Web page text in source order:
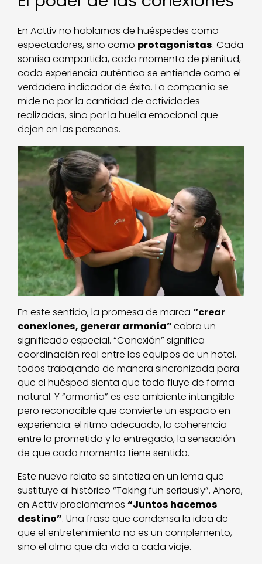
En Acttiv no hablamos de huéspedes como
espectadores, sino como protagonistas. Cada
sonrisa compartida, cada momento de plenitud,
cada experiencia auténtica se entiende como el
verdadero indicador de éxito. La compañía se
mide no por la cantidad de actividades
realizadas, sino por la huella emocional que
dejan en las personas.
En este sentido, la promesa de marca“crear
conexiones, generar armonía”cobra un
significado especial. “Conexión” significa
coordinación real entre los equipos de un hotel,
todos trabajando de manera sincronizada para
que el huésped sienta que todo fluye de forma
natural. Y “armonía” es ese ambiente intangible
pero reconocible que convierte un espacio en
experiencia: el ritmo adecuado, la coherencia
entre lo prometido y lo entregado, la sensación
de que cada momento tiene sentido.
Este nuevo relato se sintetiza en un lema que
sustituye al histórico “Taking fun seriously”. Ahora,
en Acttiv proclamamos“Juntos hacemos
destino”. Una frase que condensa la idea de
que el entretenimiento no es un complemento,
sino el alma que da vida a cada viaje.